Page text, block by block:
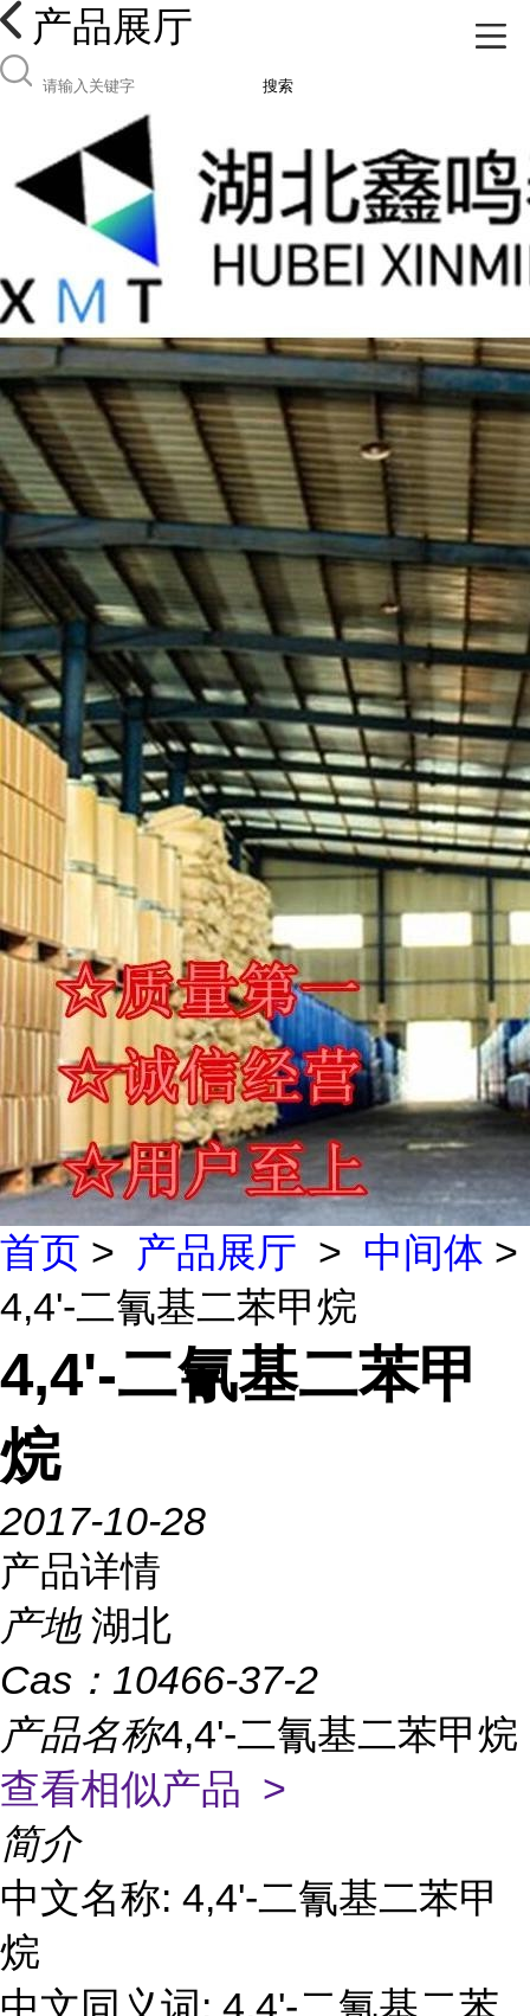
产品展厅
搜索
首页 > 产品展厅 > 中间体 >
4,4'-二氰基二苯甲烷
4,4'-二氰基二苯甲
烷
2017-10-28
产品详情
产地 湖北
Cas： 10466-37-2
产品名称4,4'-二氰基二苯甲烷
查看相似产品 >
简介
中文名称: 4,4'-二氰基二苯甲
烷
中文同义词: 4,4'-二氰基二苯